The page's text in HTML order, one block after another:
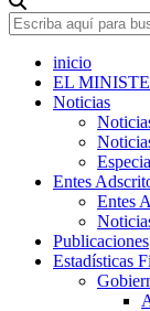
inicio
EL
Noticias
Entes
Entes
Publicaciones
Estadísticas